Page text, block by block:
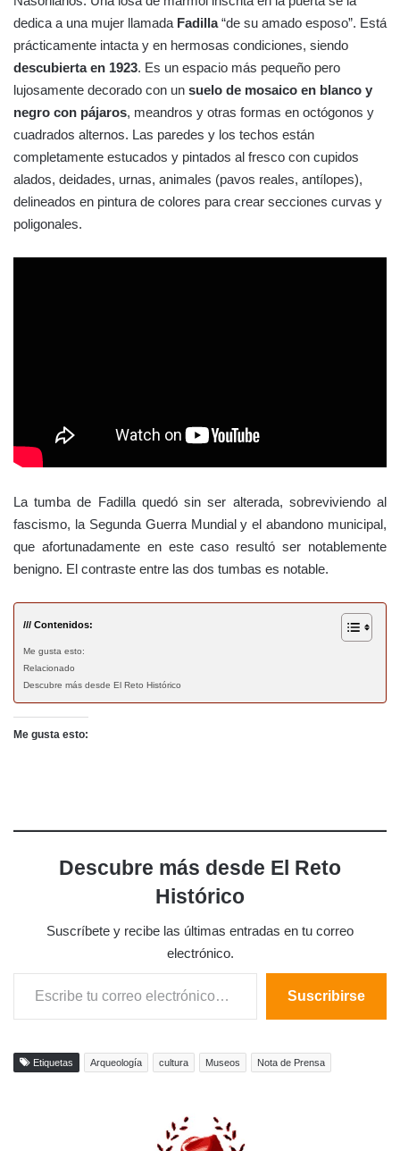
dedica a una mujer llamada Fadilla“de su amado esposo”. Está
prácticamente intacta y en hermosas condiciones, siendo
descubierta en 1923. Es un espacio más pequeño pero
lujosamente decorado con un suelo de mosaico en blanco y
negro con pájaros, meandros y otras formas en octógonos y
cuadrados alternos. Las paredes y los techos están
completamente estucados y pintados al fresco con cupidos
alados, deidades, urnas, animales (pavos reales, antílopes),
delineados en pintura de colores para crear secciones curvas y
poligonales.
La tumba de Fadilla quedó sin ser alterada, sobreviviendo al
fascismo, la Segunda Guerra Mundial y el abandono municipal,
que afortunadamente en este caso resultó ser notablemente
benigno. El contraste entre las dos tumbas es notable.
/// Contenidos:
Me gusta esto:
Relacionado
Descubre más desde El Reto Histórico
Me gusta esto:
Descubre más desde El Reto
Histórico
Suscríbete y recibe las últimas entradas en tu correo
electrónico.
Escribe tu correo electrónico…
Suscribirse
Etiquetas Arqueología cultura Museos Nota de Prensa